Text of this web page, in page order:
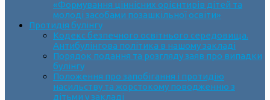
«Формування ціннісних орієнтирів дітей та
молоді засобами позашкільної освіти»
Протидія булінгу
Кодекс безпечного освітнього середовища.
Антибулінгова політика в нашому закладі
Порядок подання та розгляду заяв про випадки
булінгу
Положення про запобігання і протидію
насильству та жорстокому поводженню з
дітьми у закладі